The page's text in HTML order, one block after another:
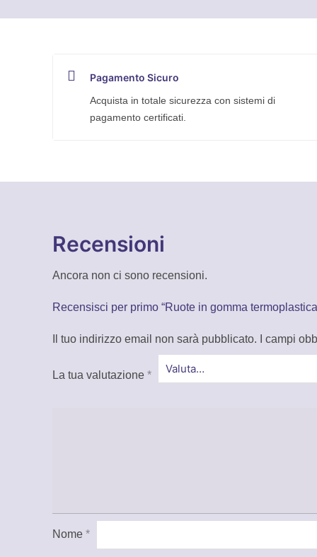
quantitàPagamento Sicuro
Acquista in totale sicurezza con sistemi di
pagamento certificati.
Recensioni
Ancora non ci sono recensioni.
Recensisci per primo “Ruote in gomma
Il tuo indirizzo email non sarà pubblicato. I campi
La tua valutazione *
Nome *